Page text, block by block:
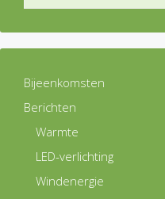
Bijeenkomsten
Berichten
Warmte
LED-verlichting
Windenergie